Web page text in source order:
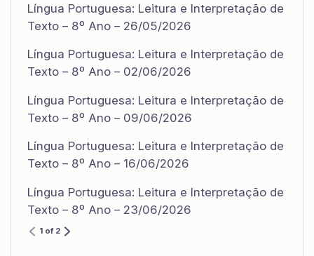
Língua Portuguesa: Leitura e Interpretação de
Texto – 8º Ano – 26/05/2026
Língua Portuguesa: Leitura e Interpretação de
Texto – 8º Ano – 02/06/2026
Língua Portuguesa: Leitura e Interpretação de
Texto – 8º Ano – 09/06/2026
Língua Portuguesa: Leitura e Interpretação de
Texto – 8º Ano – 16/06/2026
Língua Portuguesa: Leitura e Interpretação de
Texto – 8º Ano – 23/06/2026
1 of 2